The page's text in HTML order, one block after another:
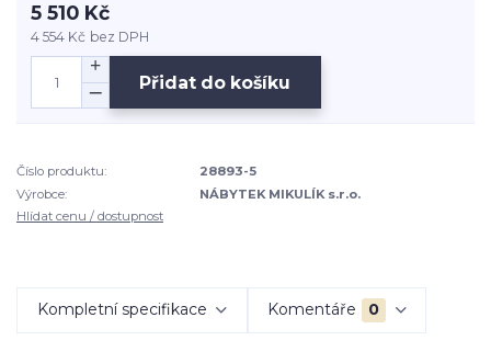
5 510 Kč
4 554 Kč bez DPH
Přidat do košíku
Číslo produktu:
28893-5
Výrobce:
NÁBYTEK MIKULÍK s.r.o.
Hlídat cenu / dostupnost
Kompletní specifikace Komentáře 0